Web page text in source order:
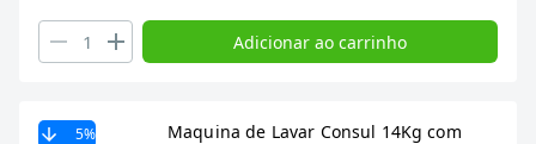
Adicionar ao carrinho
5%
Maquina de Lavar Consul 14Kg com